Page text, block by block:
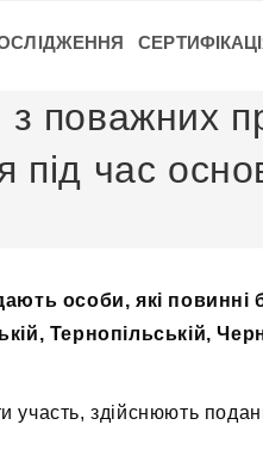
з поважних
час
особи, які повинні
Тернопільській,
участь, здійснюють